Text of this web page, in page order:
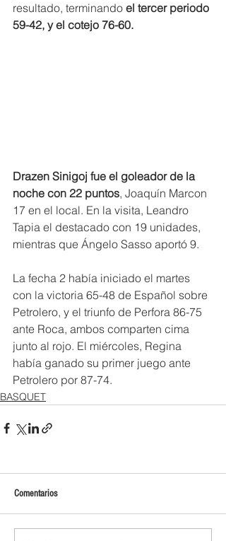
resultado, terminando el tercer periodo
59-42, y el cotejo 76-60.
Drazen Sinigoj fue el goleador de la
noche con 22 puntos, Joaquín Marcon
17 en el local. En la visita, Leandro
Tapia el destacado con 19 unidades,
mientras que Ángelo Sasso aportó 9.
La fecha 2 había iniciado el martes
con la victoria 65-48 de Español sobre
Petrolero, y el triunfo de Perfora 86-75
ante Roca, ambos comparten cima
junto al rojo. El miércoles, Regina
había ganado su primer juego ante
Petrolero por 87-74.
BASQUET
Comentarios